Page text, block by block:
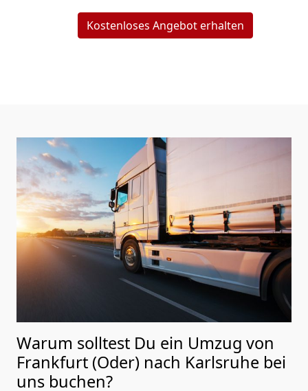
Kostenloses Angebot erhalten
Warum solltest Du ein Umzug von
Frankfurt (Oder) nach Karlsruhe bei
uns buchen?